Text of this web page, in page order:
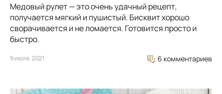
Медовый рулет — это очень удачный рецепт,
получается мягкий и пушистый. Бисквит хорошо
сворачивается и не ломается. Готовится просто и
быстро.
9 июля, 2021 6 комментариев